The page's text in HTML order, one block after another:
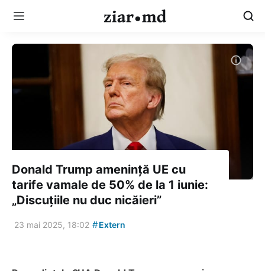
Donald Trump amenință UE cu
tarife vamale de 50% de la 1 iunie:
„Discuțiile nu duc nicăieri”
23 mai 2025, 18:02 #Extern